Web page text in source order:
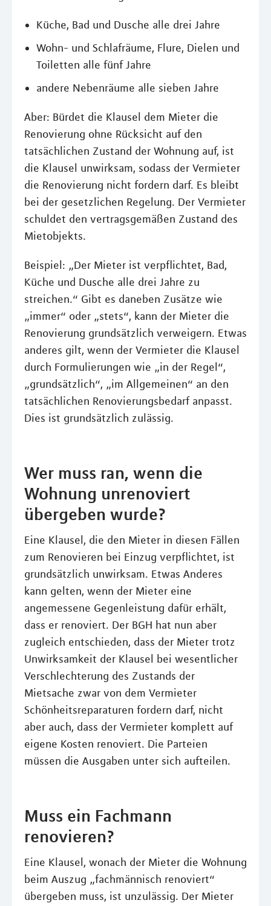
Küche, Bad und Dusche alle drei Jahre
Wohn- und Schlafräume, Flure, Dielen und
Toiletten alle fünf Jahre
andere Nebenräume alle sieben Jahre
Aber: Bürdet die Klausel dem Mieter die
Renovierung ohne Rücksicht auf den
tatsächlichen Zustand der Wohnung auf, ist
die Klausel unwirksam, sodass der Vermieter
die Renovierung nicht fordern darf. Es bleibt
bei der gesetzlichen Regelung. Der Vermieter
schuldet den vertragsgemäßen Zustand des
Mietobjekts.
Beispiel: „Der Mieter ist verpflichtet, Bad,
Küche und Dusche alle drei Jahre zu
streichen.“ Gibt es daneben Zusätze wie
„immer“ oder „stets“, kann der Mieter die
Renovierung grundsätzlich verweigern. Etwas
anderes gilt, wenn der Vermieter die Klausel
durch Formulierungen wie „in der Regel“,
„grundsätzlich“, „im Allgemeinen“ an den
tatsächlichen Renovierungsbedarf anpasst.
Dies ist grundsätzlich zulässig.
Wer muss ran, wenn die
Wohnung unrenoviert
übergeben wurde?
Eine Klausel, die den Mieter in diesen Fällen
zum Renovieren bei Einzug verpflichtet, ist
grundsätzlich unwirksam. Etwas Anderes
kann gelten, wenn der Mieter eine
angemessene Gegenleistung dafür erhält,
dass er renoviert. Der BGH hat nun aber
zugleich entschieden, dass der Mieter trotz
Unwirksamkeit der Klausel bei wesentlicher
Verschlechterung des Zustands der
Mietsache zwar von dem Vermieter
Schönheitsreparaturen fordern darf, nicht
aber auch, dass der Vermieter komplett auf
eigene Kosten renoviert. Die Parteien
müssen die Ausgaben unter sich aufteilen.
Muss ein Fachmann
renovieren?
Eine Klausel, wonach der Mieter die Wohnung
beim Auszug „fachmännisch renoviert“
übergeben muss, ist unzulässig. Der Mieter